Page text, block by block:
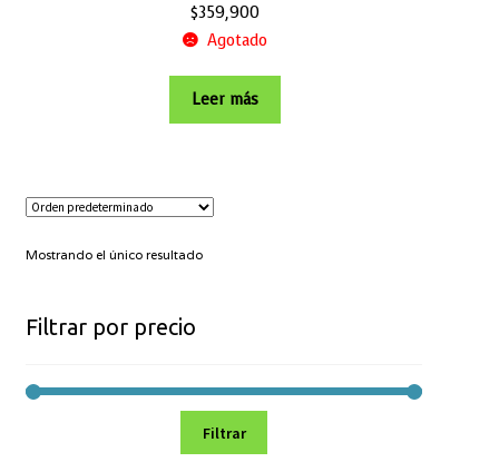
$359,900
Agotado
Leer más
Mostrando el único resultado
Filtrar por precio
Filtrar